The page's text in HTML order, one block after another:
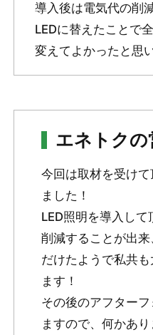
導入後は電気代の削
LEDに替えたことで
変えてよかったと思
エネトクの
今回は取材を受け
ました！
LED照明を導入し
削減することが出
だけたようで私共
ます！
その後のアフター
ますので、何かあ